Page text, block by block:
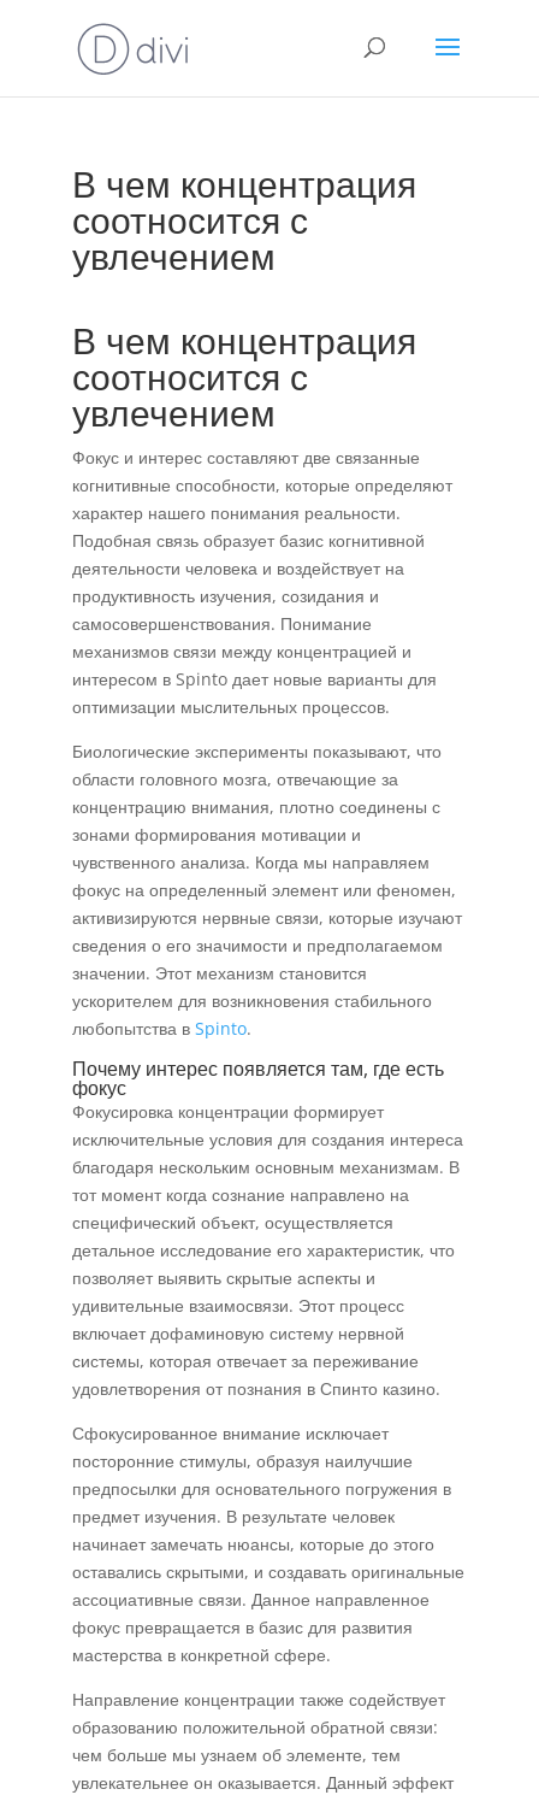
В чем концентрация
соотносится с
увлечением
В чем концентрация
соотносится с
увлечением
Фокус и интерес составляют две связанные
когнитивные способности, которые определяют
характер нашего понимания реальности.
Подобная связь образует базис когнитивной
деятельности человека и воздействует на
продуктивность изучения, созидания и
самосовершенствования. Понимание
механизмов связи между концентрацией и
интересом в Spinto дает новые варианты для
оптимизации мыслительных процессов.
Биологические эксперименты показывают, что
области головного мозга, отвечающие за
концентрацию внимания, плотно соединены с
зонами формирования мотивации и
чувственного анализа. Когда мы направляем
фокус на определенный элемент или феномен,
активизируются нервные связи, которые изучают
сведения о его значимости и предполагаемом
значении. Этот механизм становится
ускорителем для возникновения стабильного
любопытства в Spinto.
Почему интерес появляется там, где есть
фокус
Фокусировка концентрации формирует
исключительные условия для создания интереса
благодаря нескольким основным механизмам. В
тот момент когда сознание направлено на
специфический объект, осуществляется
детальное исследование его характеристик, что
позволяет выявить скрытые аспекты и
удивительные взаимосвязи. Этот процесс
включает дофаминовую систему нервной
системы, которая отвечает за переживание
удовлетворения от познания в Спинто казино.
Сфокусированное внимание исключает
посторонние стимулы, образуя наилучшие
предпосылки для основательного погружения в
предмет изучения. В результате человек
начинает замечать нюансы, которые до этого
оставались скрытыми, и создавать оригинальные
ассоциативные связи. Данное направленное
фокус превращается в базис для развития
мастерства в конкретной сфере.
Направление концентрации также содействует
образованию положительной обратной связи:
чем больше мы узнаем об элементе, тем
увлекательнее он оказывается. Данный эффект